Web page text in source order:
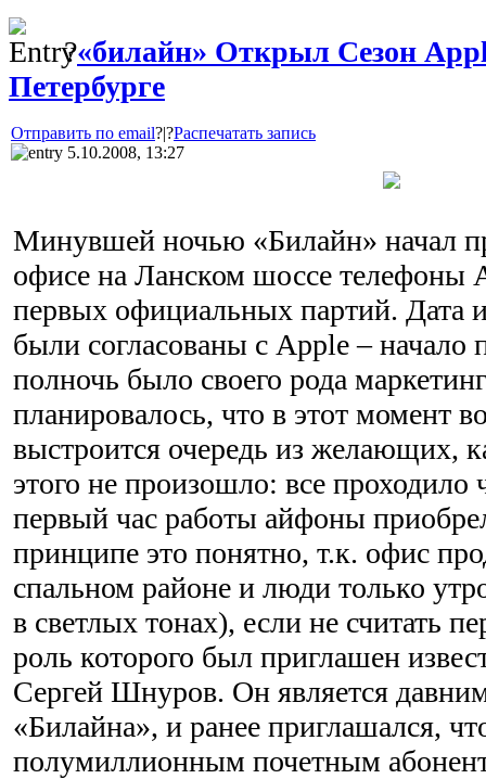
?«билайн» Открыл Сезон
Петербурге
Отправить по email?|?Распечатать запись
5.10.2008, 13:27
Минувшей ночью «Билайн» начал
офисе на Ланском шоссе телефоны
первых официальных партий. Дата
были согласованы с Apple – начало
полночь было своего рода
планировалось, что в этот момент
выстроится очередь из желающих,
этого не произошло: все проходило
первый час работы айфоны
принципе это понятно, т.к. офис
спальном районе и люди только
в светлых тонах), если не считать
роль которого был приглашен
Сергей Шнуров. Он является
«Билайна», и ранее приглашался,
полумиллионным почетным